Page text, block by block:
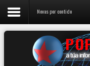
Novas por contido